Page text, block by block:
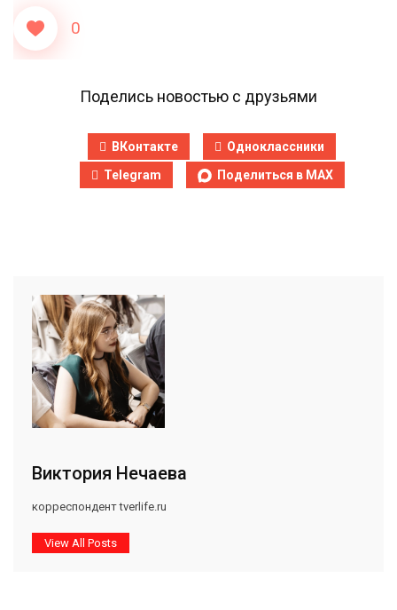
0
Поделись новостью с друзьями
ВКонтакте
Одноклассники
Telegram
Поделиться в MAX
Виктория Нечаева
корреспондент tverlife.ru
View All Posts